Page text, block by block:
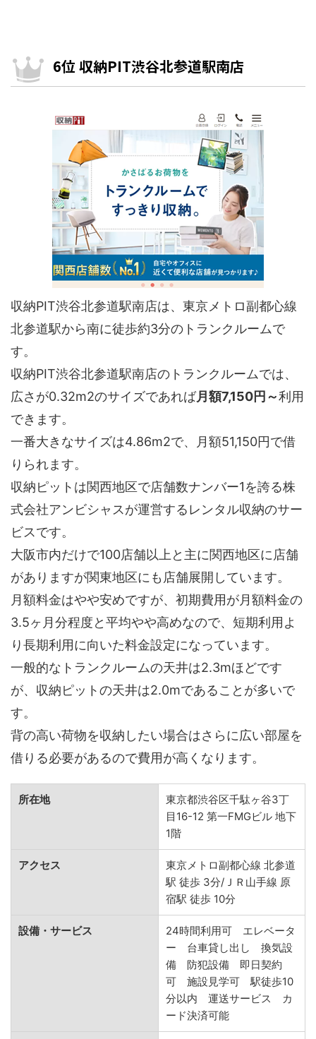
6位 収納PIT渋谷北参道駅南店
収納PIT渋谷北参道駅南店は、東京メトロ副都心線
北参道駅から南に徒歩約3分のトランクルームで
す。
収納PIT渋谷北参道駅南店のトランクルームでは、
広さが0.32m2のサイズであれば月額7,150円～利用
できます。
一番大きなサイズは4.86m2で、月額51,150円で借
りられます。
収納ピットは関西地区で店舗数ナンバー1を誇る株
式会社アンビシャスが運営するレンタル収納のサー
ビスです。
大阪市内だけで100店舗以上と主に関西地区に店舗
がありますが関東地区にも店舗展開しています。
月額料金はやや安めですが、初期費用が月額料金の
3.5ヶ月分程度と平均やや高めなので、短期利用よ
り長期利用に向いた料金設定になっています。
一般的なトランクルームの天井は2.3mほどです
が、収納ピットの天井は2.0mであることが多いで
す。
背の高い荷物を収納したい場合はさらに広い部屋を
借りる必要があるので費用が高くなります。
所在地
東京都渋谷区千駄ヶ谷3丁
目16-12 第一FMGビル 地下
1階
アクセス
東京メトロ副都心線 北参道
駅 徒歩 3分/ＪＲ山手線 原
宿駅 徒歩 10分
設備・サービス
24時間利用可 エレベータ
ー 台車貸し出し 換気設
備 防犯設備 即日契約
可 施設見学可 駅徒歩10
分以内 運送サービス カ
ード決済可能